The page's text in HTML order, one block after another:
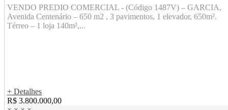
VENDO PREDIO COMERCIAL - (Código 1487V) – GARCIA,
Avenida Centenário – 650 m2 , 3 pavimentos, 1 elevador, 650m².
Térreo – 1 loja 140m²,...
+ Detalhes
R$ 3.800.000,00